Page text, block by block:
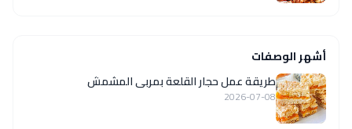
أشهر الوصفات
طريقة عمل حجار القلعة بمربى المشمش
2026-07-08